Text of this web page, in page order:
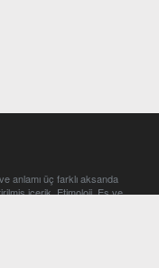
anlamı üç farklı aksanda
içerik. Etimoloji, Eş ve